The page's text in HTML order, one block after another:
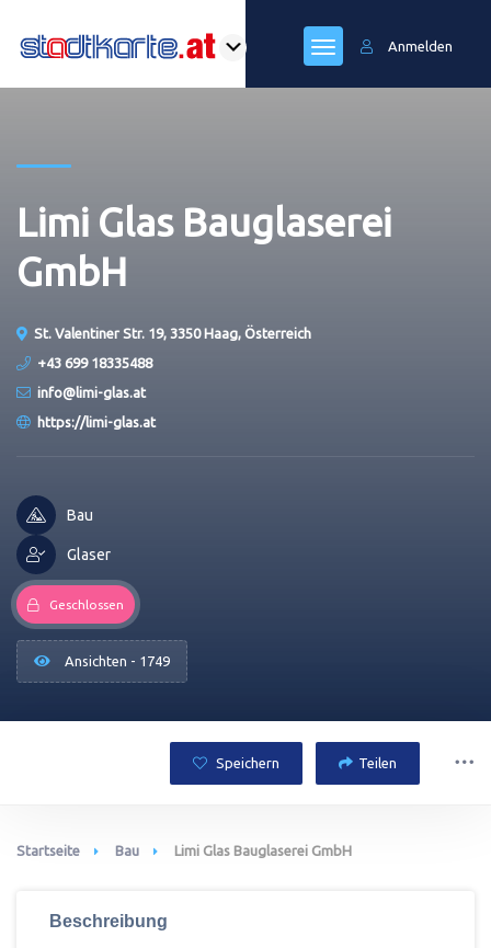
Anmelden
Limi Glas Bauglaserei
GmbH
St. Valentiner Str. 19, 3350 Haag, Österreich
+43 699 18335488
info@limi-glas.at
https://limi-glas.at
Bau
Glaser
Geschlossen
Ansichten - 1749
Speichern Teilen
Startseite Bau Limi Glas Bauglaserei GmbH
Beschreibung